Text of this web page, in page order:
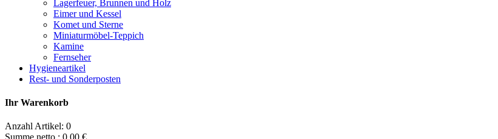
Lagerfeuer, Brunnen und Holz
Eimer und Kessel
Komet und Sterne
Miniaturmöbel-Teppich
Kamine
Fernseher
Hygieneartikel
Rest- und Sonderposten
Ihr Warenkorb
Anzahl Artikel: 0
Summe netto : 0.00 €